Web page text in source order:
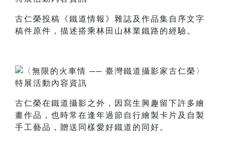
古仁榮投稿《鐵道情報》雜誌及作品集自序文字
稿件原件，描述搭乘林田山林業鐵路的經驗。
古仁榮在鐵道攝影之外，因寫生興趣留下許多繪
畫作品，也時常在逢年過節自行繪製卡片及自製
手工藝品，贈送同樣愛好鐵道的同好。